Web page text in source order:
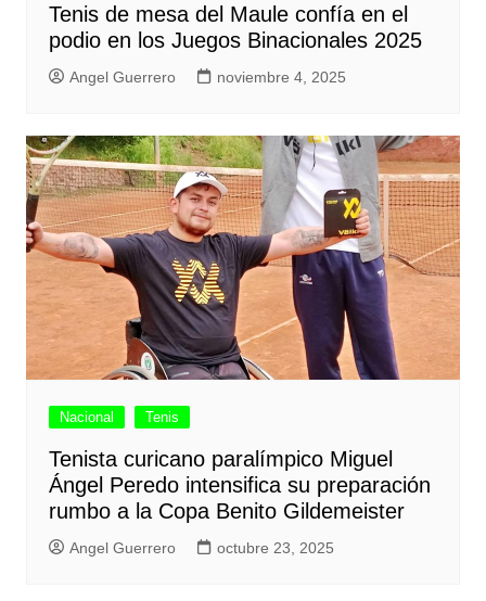
Tenis de mesa del Maule confía en el
podio en los Juegos Binacionales 2025
Angel Guerrero noviembre 4, 2025
Nacional Tenis
Tenista curicano paralímpico Miguel
Ángel Peredo intensifica su preparación
rumbo a la Copa Benito Gildemeister
Angel Guerrero octubre 23, 2025